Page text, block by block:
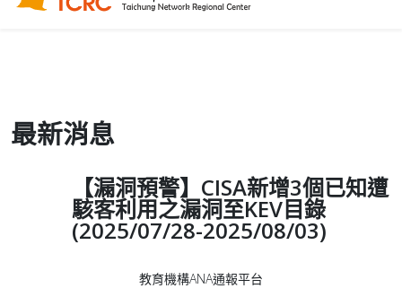
最新消息
【漏洞預警】CISA新增3個已知遭
駭客利用之漏洞至KEV目錄
(2025/07/28-2025/08/03)
教育機構ANA通報平台